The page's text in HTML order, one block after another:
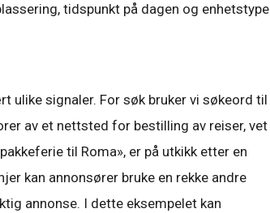
tidspunkt på dagen og enhetstype
ulike signaler. For søk bruker vi søkeord til
av et nettsted for bestilling av reiser, vet
til Roma», er på utkikk etter en
kan annonsører bruke en rekke andre
annonse. I dette eksempelet kan